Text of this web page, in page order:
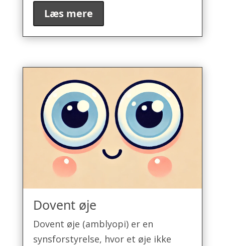
Læs mere
Dovent øje
Dovent øje (amblyopi) er en
synsforstyrelse, hvor et øje ikke